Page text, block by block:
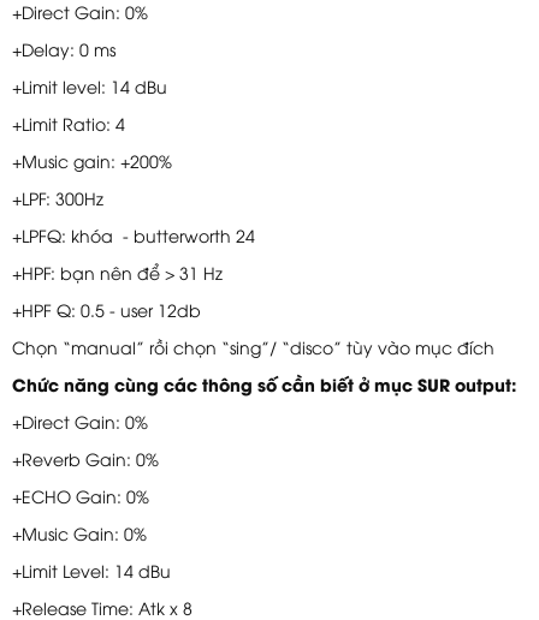
+Direct Gain: 0%
+Delay: 0 ms
+Limit level: 14 dBu
+Limit Ratio: 4
+Music gain: +200%
+LPF: 300Hz
+LPFQ: khóa - butterworth 24
+HPF: bạn nên để > 31 Hz
+HPF Q: 0.5 - user 12db
Chọn “manual” rồi chọn “sing”/ “disco” tùy vào mục đích
Chức năng cùng các thông số cần biết ở mục SUR output:
+Direct Gain: 0%
+Reverb Gain: 0%
+ECHO Gain: 0%
+Music Gain: 0%
+Limit Level: 14 dBu
+Release Time: Atk x 8